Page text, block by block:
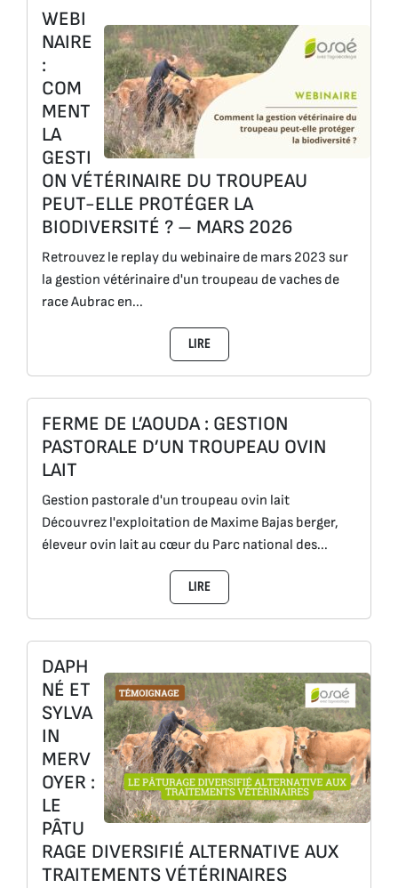
WEBI
NAIRE
:
COM
MENT
LA
GESTI
ON VÉTÉRINAIRE DU TROUPEAU
PEUT-ELLE PROTÉGER LA
BIODIVERSITÉ ? – MARS 2026
Retrouvez le replay du webinaire de mars 2023 sur
la gestion vétérinaire d'un troupeau de vaches de
race Aubrac en...
LIRE
FERME DE L’AOUDA : GESTION
PASTORALE D’UN TROUPEAU OVIN
LAIT
Gestion pastorale d'un troupeau ovin lait
Découvrez l'exploitation de Maxime Bajas berger,
éleveur ovin lait au cœur du Parc national des...
LIRE
DAPH
NÉ ET
SYLVA
IN
MERV
OYER :
LE
PÂTU
RAGE DIVERSIFIÉ ALTERNATIVE AUX
TRAITEMENTS VÉTÉRINAIRES